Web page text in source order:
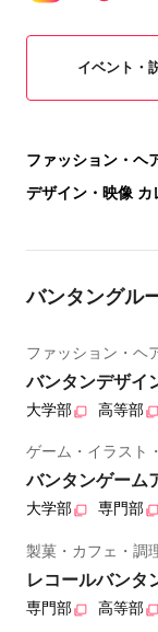
ファッション・ヘ
デザイン・映像 カ
イベント・
バンタングル
ファッション・ヘ
バンタンデザイ
大学部 高等部
ゲーム・イラスト
バンタンゲーム
大学部 専門部
製菓・カフェ・調
レコールバンタ
専門部 高等部